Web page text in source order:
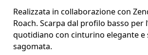
Realizzata in collaborazione con
Roach. Scarpa dal profilo basso per
quotidiano con cinturino elegante e
sagomata.